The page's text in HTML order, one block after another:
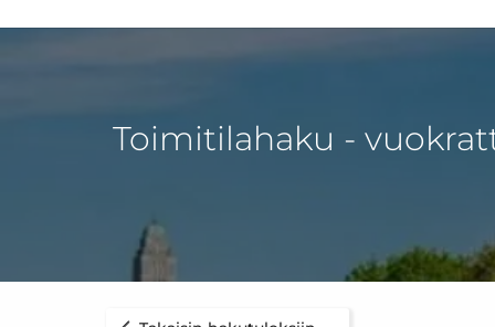
Toimitilahaku -